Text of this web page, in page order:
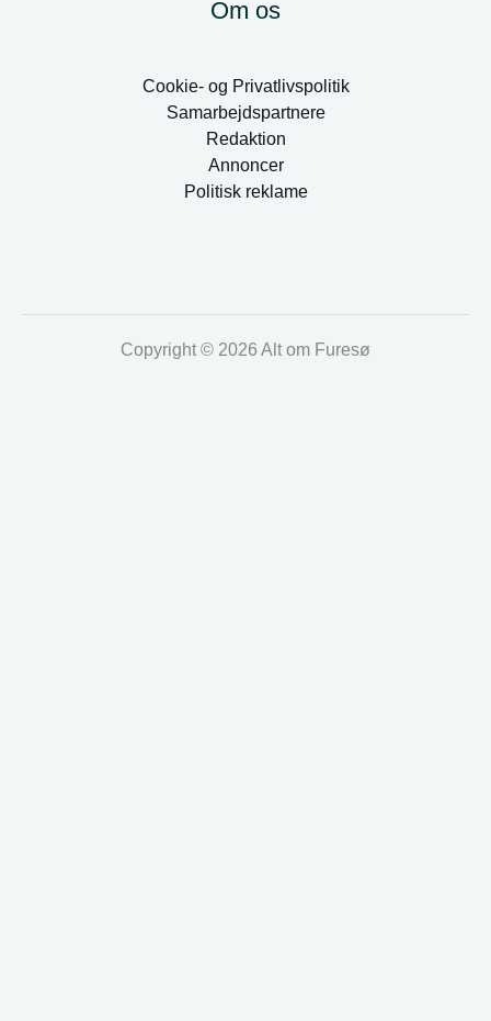
Om os
Cookie- og Privatlivspolitik
Samarbejdspartnere
Redaktion
Annoncer
Politisk reklame
Copyright © 2026 Alt om Furesø